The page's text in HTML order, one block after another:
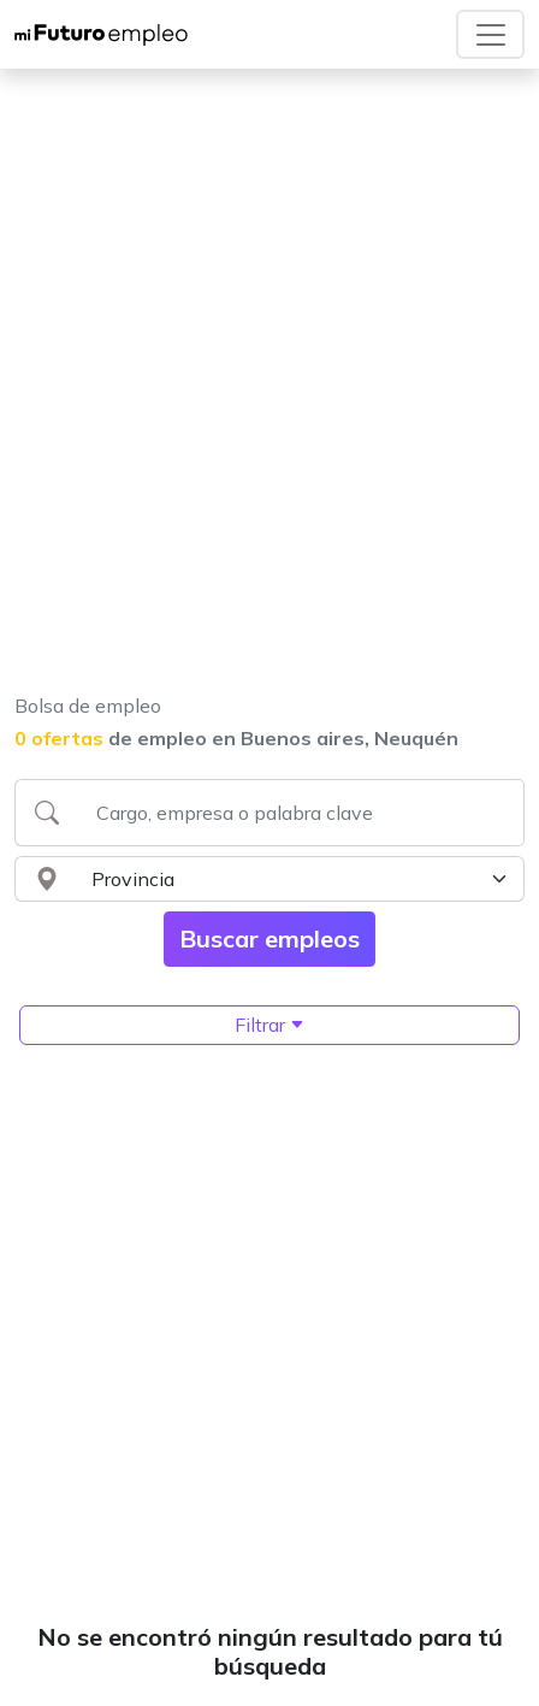
Bolsa de empleo
0 ofertas de empleo en Buenos aires, Neuquén
Filtrar
No se encontró ningún resultado para tú
búsqueda